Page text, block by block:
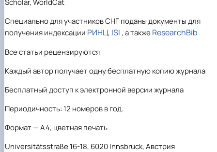
Scholar, WorldCat
Специально для участников СНГ поданы документы для
получения индексации РИНЦ, ISI , а такжеResearchBib
Все статьи рецензируются
Каждый автор получает одну бесплатную копию журнала
Бесплатный доступ к электронной версии журнала
Периодичность: 12 номеров в год.
Формат — A4, цветная печать
Universitätsstraße 16-18, 6020 Innsbruck, Австрия